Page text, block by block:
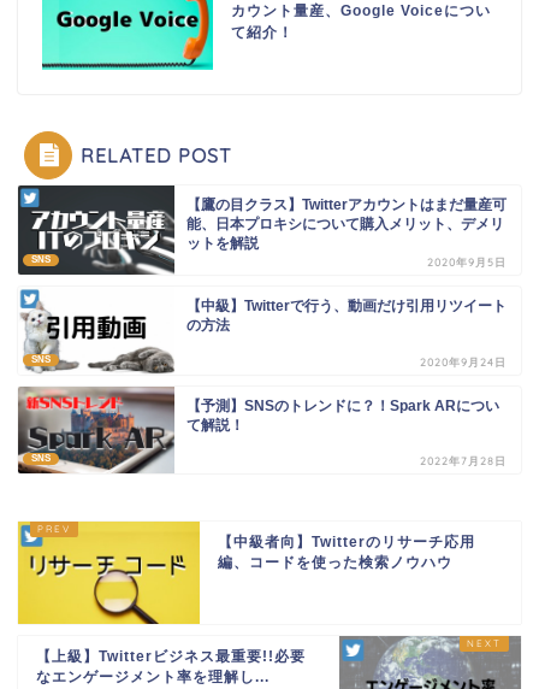
カウント量産、Google Voiceについ
て紹介！
RELATED POST
SNS
【鷹の目クラス】Twitterアカウントはまだ量産可
能、日本プロキシについて購入メリット、デメリ
ットを解説
2020年9月5日
SNS
【中級】Twitterで行う、動画だけ引用リツイート
の方法
2020年9月24日
SNS
【予測】SNSのトレンドに？！Spark ARについ
て解説！
2022年7月28日
【中級者向】Twitterのリサーチ応用
編、コードを使った検索ノウハウ
【上級】Twitterビジネス最重要!!必要
なエンゲージメント率を理解し...